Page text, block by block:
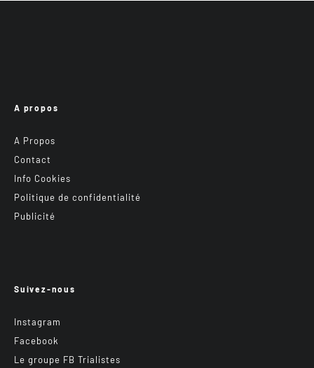
A propos
A Propos
Contact
Info Cookies
Politique de confidentialité
Publicité
Suivez-nous
Instagram
Facebook
Le groupe FB Trialistes